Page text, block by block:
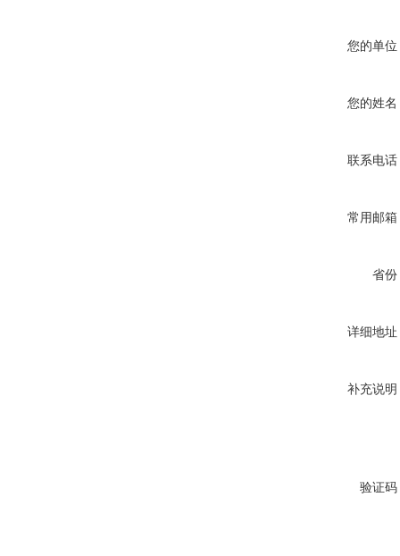
您的单位
您的姓名
联系电话
常用邮箱
省份
详细地址
补充说明
验证码